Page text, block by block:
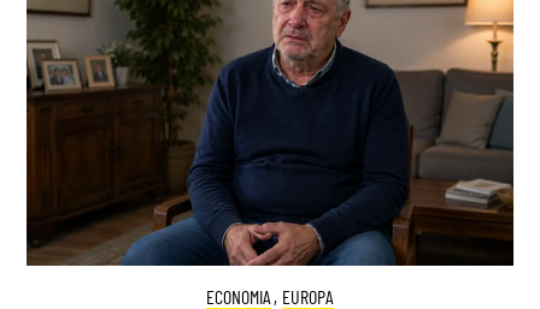
ECONOMIA , EUROPA